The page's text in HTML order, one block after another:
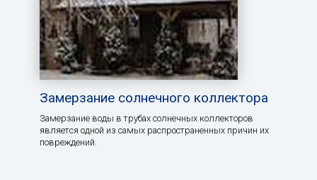
Замерзание солнечного коллектора
Замерзание воды в трубах солнечных коллекторов
является одной из самых распространенных причин их
повреждений.